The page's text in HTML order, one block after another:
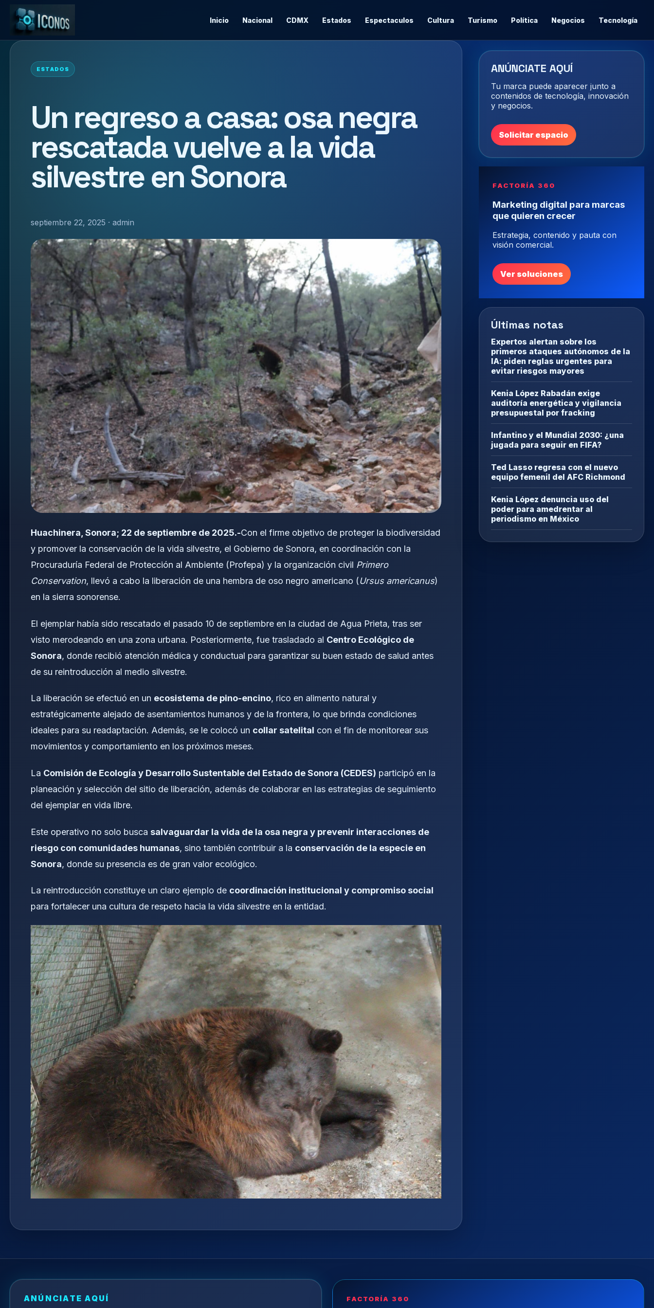
Inicio Nacional CDMX Estados Espectaculos Cultura Turismo Política Negocios Tecnología
ESTADOS
Un regreso a casa: osa negra
rescatada vuelve a la vida
silvestre en Sonora
septiembre 22, 2025 · admin
Huachinera, Sonora; 22 de septiembre de 2025.-Con el firme objetivo de proteger la biodiversidad
y promover la conservación de la vida silvestre, el Gobierno de Sonora, en coordinación con la
Procuraduría Federal de Protección al Ambiente (Profepa) y la organización civil Primero
Conservation, llevó a cabo la liberación de una hembra de oso negro americano (Ursus americanus)
en la sierra sonorense.
El ejemplar había sido rescatado el pasado 10 de septiembre en la ciudad de Agua Prieta, tras ser
visto merodeando en una zona urbana. Posteriormente, fue trasladado al Centro Ecológico de
Sonora, donde recibió atención médica y conductual para garantizar su buen estado de salud antes
de su reintroducción al medio silvestre.
La liberación se efectuó en un ecosistema de pino-encino, rico en alimento natural y
estratégicamente alejado de asentamientos humanos y de la frontera, lo que brinda condiciones
ideales para su readaptación. Además, se le colocó un collar satelital con el fin de monitorear sus
movimientos y comportamiento en los próximos meses.
La Comisión de Ecología y Desarrollo Sustentable del Estado de Sonora (CEDES) participó en la
planeación y selección del sitio de liberación, además de colaborar en las estrategias de seguimiento
del ejemplar en vida libre.
Este operativo no solo busca salvaguardar la vida de la osa negra y prevenir interacciones de
riesgo con comunidades humanas, sino también contribuir a la conservación de la especie en
Sonora, donde su presencia es de gran valor ecológico.
La reintroducción constituye un claro ejemplo de coordinación institucional y compromiso social
para fortalecer una cultura de respeto hacia la vida silvestre en la entidad.
ANÚNCIATE AQUÍ
Tu marca puede aparecer junto a
contenidos de tecnología, innovación
y negocios.
Solicitar espacio
FACTORÍA 360
Marketing digital para marcas
que quieren crecer
Estrategia, contenido y pauta con
visión comercial.
Ver soluciones
Últimas notas
Expertos alertan sobre los
primeros ataques autónomos de la
IA: piden reglas urgentes para
evitar riesgos mayores
Kenia López Rabadán exige
auditoría energética y vigilancia
presupuestal por fracking
Infantino y el Mundial 2030: ¿una
jugada para seguir en FIFA?
Ted Lasso regresa con el nuevo
equipo femenil del AFC Richmond
Kenia López denuncia uso del
poder para amedrentar al
periodismo en México
ANÚNCIATE AQUÍ FACTORÍA 360